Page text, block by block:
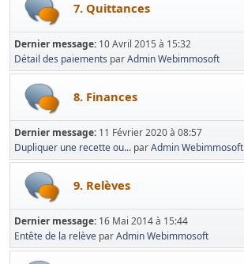
7. Quittances
Dernier message: 10 Avril 2015 à 15:32
Détail des paiements parAdmin Webimmosoft
8. Finances
Dernier message: 11 Février 2020 à 08:57
Dupliquer une recette ou... parAdmin Webimmosoft
9. Relèves
Dernier message: 16 Mai 2014 à 15:44
Entête de la relève parAdmin Webimmosoft